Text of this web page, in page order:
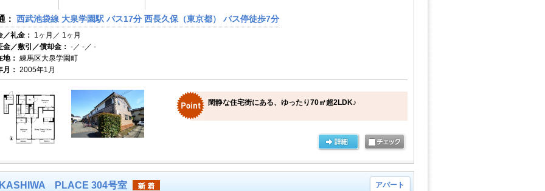
： 西武池袋線 大泉学園駅 バス17分 西長久保（東京都） バス停徒歩7分
／礼金： 1ヶ月／ 1ヶ月
金／敷引／償却金： -／ -／ -
地： 練馬区大泉学園町
月： 2005年1月
閑静な住宅街にある、ゆったり70㎡超2LDK♪
PLACE 304号室 アパート